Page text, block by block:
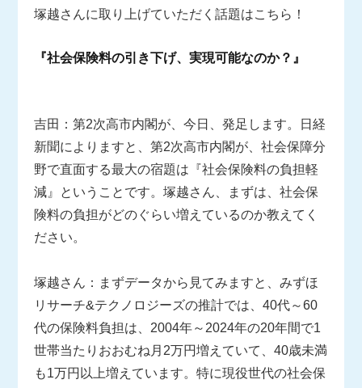
塚越さんに取り上げていただく話題はこちら！
『社会保険料の引き下げ、実現可能なのか？』
吉田：第2次高市内閣が、今日、発足します。日経
新聞によりますと、第2次高市内閣が、社会保障分
野で直面する最大の宿題は『社会保険料の負担軽
減』ということです。塚越さん、まずは、社会保
険料の負担がどのぐらい増えているのか教えてく
ださい。
塚越さん：まずデータから見てみますと、みずほ
リサーチ&テクノロジーズの推計では、40代～60
代の保険料負担は、2004年～2024年の20年間で1
世帯当たりおおむね月2万円増えていて、40歳未満
も1万円以上増えています。特に現役世代の社会保